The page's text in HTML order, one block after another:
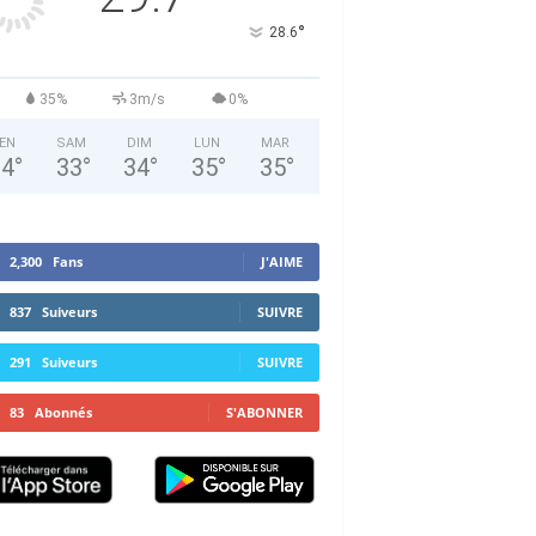
28.6°
35% 3m/s 0%
°
SAM
33°
DIM
34°
LUN
35°
MAR
35°
2,300 Fans J'AIME
837 Suiveurs SUIVRE
291 Suiveurs SUIVRE
83 Abonnés S'ABONNER